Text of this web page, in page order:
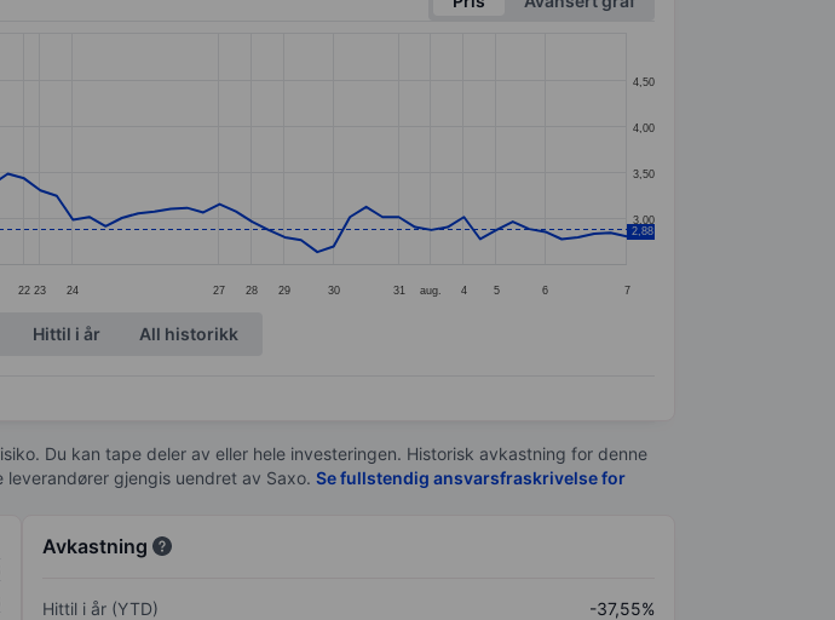
22 23 24 27 28 29 30 31 aug. 4 5 6 7
3,00
3,50
4,00
4,50
2,88
Hittil i år All historikk
Du kan tape deler av eller hele investeringen. Historisk avkastning for denne
gjengis uendret av Saxo. Se fullstendig ansvarsfraskrivelse for
Avkastning
Hittil i år (YTD)
-37,55%